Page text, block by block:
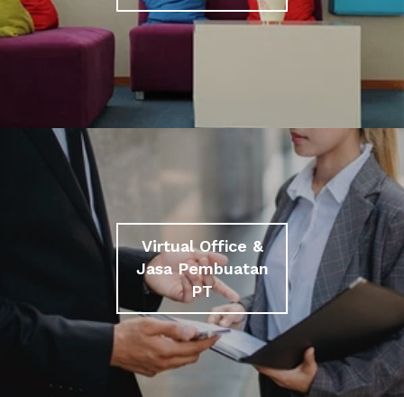
Virtual Office &
Jasa Pembuatan
PT